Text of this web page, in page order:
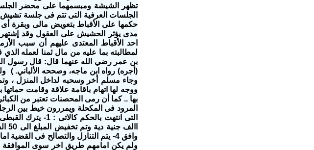
تظهر الشيشة ومبسمهما على محضر
الجلسات العرفية التى تتم فى جلسة
حكمها على الأقباط بتعويض مالى وبقرة
مدى يؤثر الحشيش على العقول وقد
لمطالبته بما عليه من مال ثمنا لعمله
بن عمر رضي الله عنهما قال: قال رسول
(أجره) رواه ابن ماجه، وصححه
وجاء مسلم أخر وسحبه لداخل المنزل ،
ووجه لها اتهام باقامة علاقة وقامت
بها .. كما أن رمى المحصنات تعتبر من
المرود فى المكحلة ويمررون خيط بين
وافق 4- يتم التنازل والتصالح فى
ولم يكن امامهم طريق اخر سوى الموافقة